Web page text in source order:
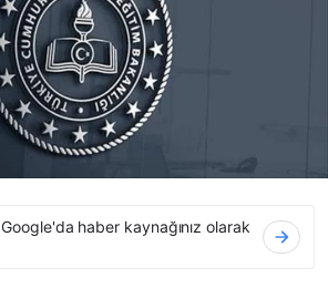
Google'da haber kaynağınız olarak